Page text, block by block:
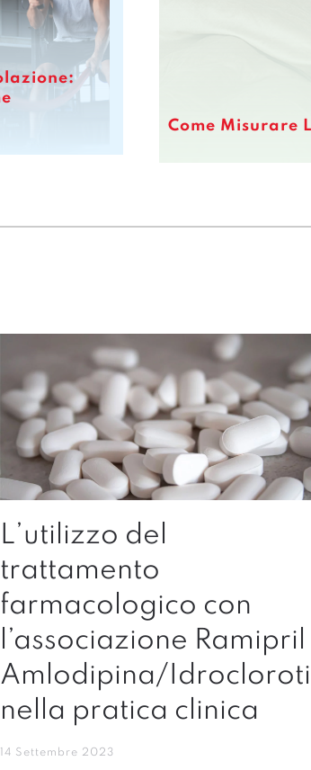
Come Misurare
L’utilizzo del
trattamento
farmacologico con
l’associazione Ramipril
Amlodipina/
nella pratica clinica
14 Settembre 2023